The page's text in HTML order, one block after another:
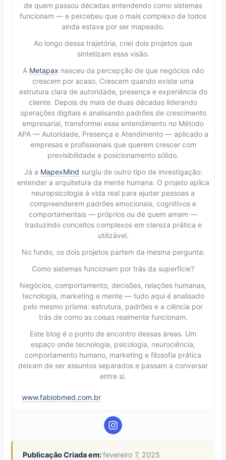
de quem passou décadas entendendo como sistemas
funcionam — e percebeu que o mais complexo de todos
ainda estava por ser mapeado.
Ao longo dessa trajetória, criei dois projetos que
sintetizam essa visão.
A Metapax nasceu da percepção de que negócios não
crescem por acaso. Crescem quando existe uma
estrutura clara de autoridade, presença e experiência do
cliente. Depois de mais de duas décadas liderando
operações digitais e analisando padrões de crescimento
empresarial, transformei esse entendimento no Método
APA — Autoridade, Presença e Atendimento — aplicado a
empresas e profissionais que querem crescer com
previsibilidade e posicionamento sólido.
Já a MapexMind surgiu de outro tipo de investigação:
entender a arquitetura da mente humana. O projeto aplica
neuropsicologia à vida real para ajudar pessoas a
compreenderem padrões emocionais, cognitivos e
comportamentais — próprios ou de quem amam —
traduzindo conceitos complexos em clareza prática e
utilizável.
No fundo, os dois projetos partem da mesma pergunta:
Como sistemas funcionam por trás da superfície?
Negócios, comportamento, decisões, relações humanas,
tecnologia, marketing e mente — tudo aqui é analisado
pelo mesmo prisma: estrutura, padrões e a ciência por
trás de como as coisas realmente funcionam.
Este blog é o ponto de encontro dessas áreas. Um
espaço onde tecnologia, psicologia, neurociência,
comportamento humano, marketing e filosofia prática
deixam de ser assuntos separados e passam a conversar
entre si.
www.fabiobmed.com.br
Publicação Criada em:fevereiro 7, 2025